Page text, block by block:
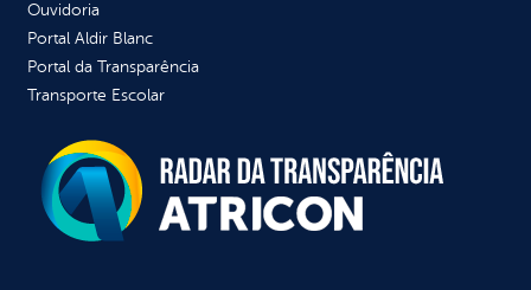
Ouvidoria
Portal Aldir Blanc
Portal da Transparência
Transporte Escolar